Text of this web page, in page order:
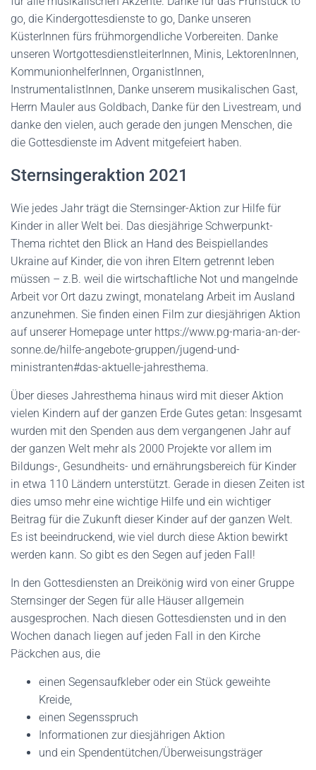
go, die Kindergottesdienste to go, Danke unseren
KüsterInnen fürs frühmorgendliche Vorbereiten. Danke
unseren WortgottesdienstleiterInnen, Minis, LektorenInnen,
KommunionhelferInnen, OrganistInnen,
InstrumentalistInnen, Danke unserem musikalischen Gast,
Herrn Mauler aus Goldbach, Danke für den Livestream, und
danke den vielen, auch gerade den jungen Menschen, die
die Gottesdienste im Advent mitgefeiert haben.
Sternsingeraktion 2021
Wie jedes Jahr trägt die Sternsinger-Aktion zur Hilfe für
Kinder in aller Welt bei. Das diesjährige Schwerpunkt-
Thema richtet den Blick an Hand des Beispiellandes
Ukraine auf Kinder, die von ihren Eltern getrennt leben
müssen – z.B. weil die wirtschaftliche Not und mangelnde
Arbeit vor Ort dazu zwingt, monatelang Arbeit im Ausland
anzunehmen. Sie finden einen Film zur diesjährigen Aktion
auf unserer Homepage unter https://www.pg-maria-an-der-
sonne.de/hilfe-angebote-gruppen/jugend-und-
ministranten#das-aktuelle-jahresthema.
Über dieses Jahresthema hinaus wird mit dieser Aktion
vielen Kindern auf der ganzen Erde Gutes getan: Insgesamt
wurden mit den Spenden aus dem vergangenen Jahr auf
der ganzen Welt mehr als 2000 Projekte vor allem im
Bildungs-, Gesundheits- und ernährungsbereich für Kinder
in etwa 110 Ländern unterstützt. Gerade in diesen Zeiten ist
dies umso mehr eine wichtige Hilfe und ein wichtiger
Beitrag für die Zukunft dieser Kinder auf der ganzen Welt.
Es ist beeindruckend, wie viel durch diese Aktion bewirkt
werden kann. So gibt es den Segen auf jeden Fall!
In den Gottesdiensten an Dreikönig wird von einer Gruppe
Sternsinger der Segen für alle Häuser allgemein
ausgesprochen. Nach diesen Gottesdiensten und in den
Wochen danach liegen auf jeden Fall in den Kirche
Päckchen aus, die
einen Segensaufkleber oder ein Stück geweihte
Kreide,
einen Segensspruch
Informationen zur diesjährigen Aktion
und ein Spendentütchen/Überweisungsträger